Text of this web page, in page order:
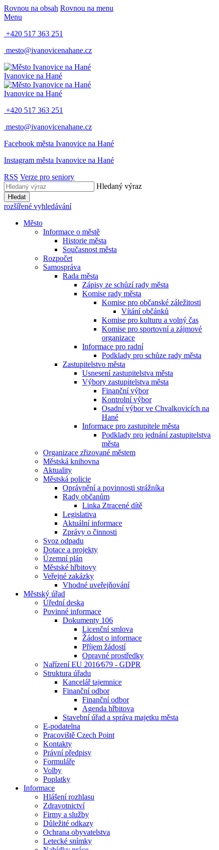
Rovnou na obsah Rovnou na menu
Menu
+420 517 363 251
mesto@ivanovicenahane.cz
Ivanovice na Hané
Ivanovice na Hané
+420 517 363 251
mesto@ivanovicenahane.cz
Facebook města Ivanovice na Hané
Instagram města Ivanovice na Hané
RSS Verze pro seniory
Hledaný výraz
Hledat
rozšířené vyhledávání
Město
Informace o městě
Historie města
Současnost města
Rozpočet
Samospráva
Rada města
Zápisy ze schůzí rady města
Komise rady města
Komise pro občanské záležitosti
Vítání občánků
Komise pro kulturu a volný čas
Komise pro sportovní a zájmové
organizace
Informace pro radní
Podklady pro schůze rady města
Zastupitelstvo města
Usnesení zastupitelstva města
Výbory zastupitelstva města
Finanční výbor
Kontrolní výbor
Osadní výbor ve Chvalkovicích na
Hané
Informace pro zastupitele města
Podklady pro jednání zastupitelstva
města
Organizace zřizované městem
Městská knihovna
Aktuality
Městská policie
Oprávnění a povinnosti strážníka
Rady občanům
Linka Ztracené dítě
Legislativa
Aktuální informace
Zprávy o činnosti
Svoz odpadu
Dotace a projekty
Územní plán
Městské hřbitovy
Veřejné zakázky
Vhodné uveřejňování
Městský úřad
Úřední deska
Povinné informace
Dokumenty 106
Licenční smlova
Žádost o informace
Příjem žádostí
Opravné prostředky
Nařízení EU 2016⁄679 - GDPR
Struktura úřadu
Kancelář tajemnice
Finanční odbor
Finanční odbor
Agenda hřbitova
Stavební úřad a správa majetku města
E-podatelna
Pracoviště Czech Point
Kontakty
Právní předpisy
Formuláře
Volby
Poplatky
Informace
Hlášení rozhlasu
Zdravotnictví
Firmy a služby
Důležité odkazy
Ochrana obyvatelstva
Letecké snímky